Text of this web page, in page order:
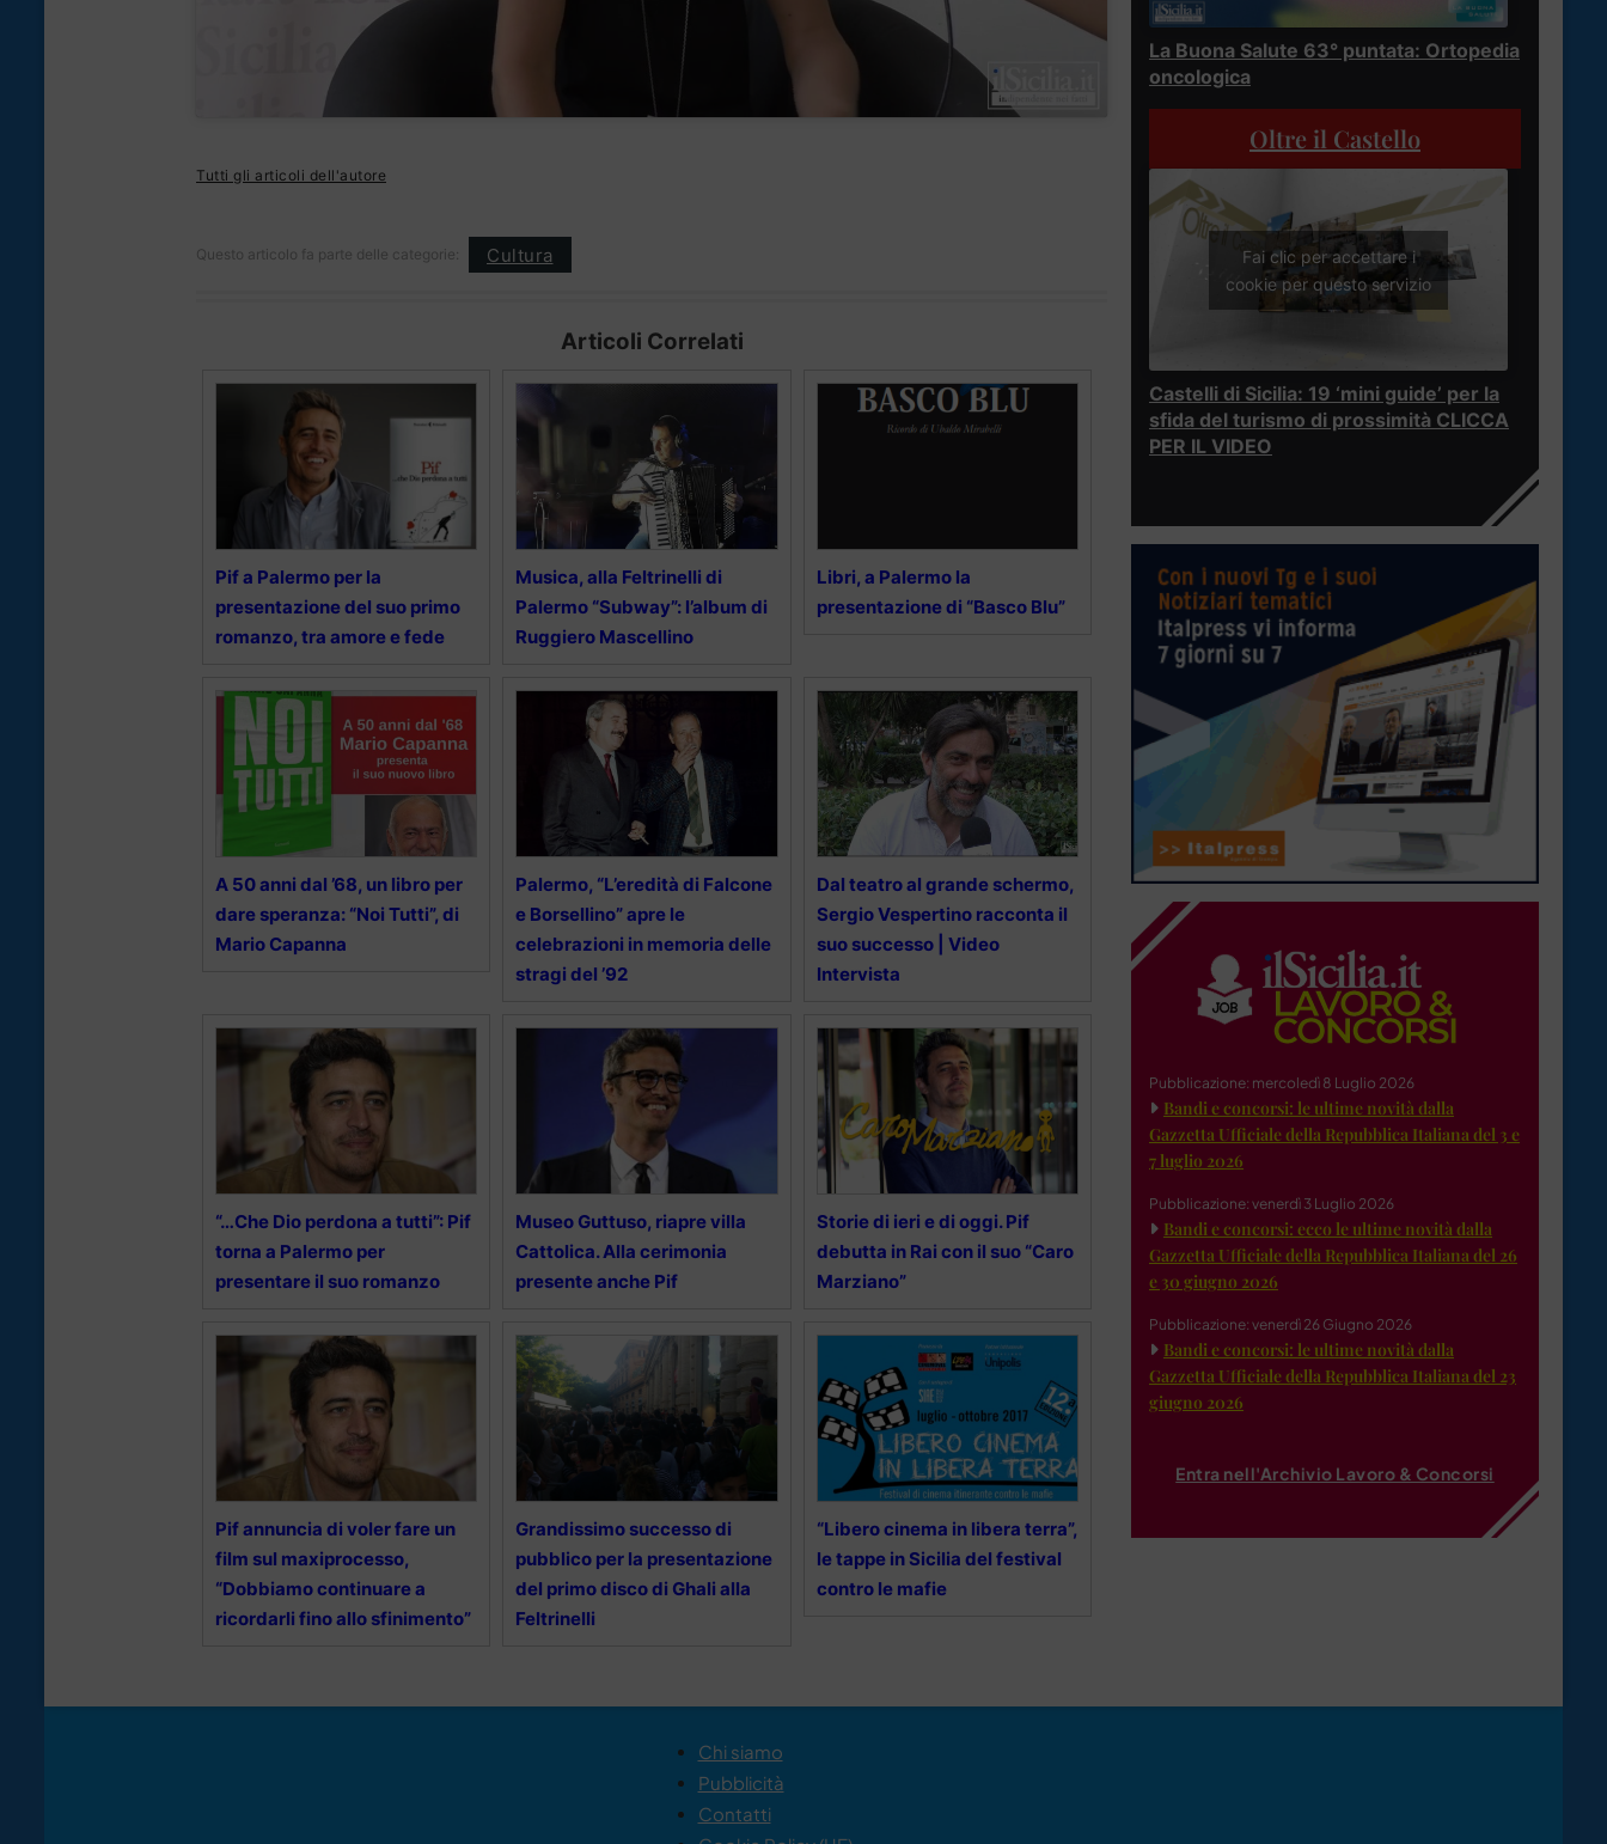
Tutti gli articoli dell'autore
Questo articolo fa parte delle categorie: Cultura
Articoli Correlati
Pif a Palermo per la
presentazione del suo primo
romanzo, tra amore e fede
Musica, alla Feltrinelli di
Palermo “Subway”: l’album di
Ruggiero Mascellino
Libri, a Palermo la
presentazione di “Basco Blu”
A 50 anni dal ’68, un libro per
dare speranza: “Noi Tutti”, di
Mario Capanna
Palermo, “L’eredità di Falcone
e Borsellino” apre le
celebrazioni in memoria delle
stragi del ’92
Dal teatro al grande schermo,
Sergio Vespertino racconta il
suo successo | Video
Intervista
“…Che Dio perdona a tutti”: Pif
torna a Palermo per
presentare il suo romanzo
Museo Guttuso, riapre villa
Cattolica. Alla cerimonia
presente anche Pif
Storie di ieri e di oggi. Pif
debutta in Rai con il suo “Caro
Marziano”
Pif annuncia di voler fare un
film sul maxiprocesso,
“Dobbiamo continuare a
ricordarli fino allo sfinimento”
Grandissimo successo di
pubblico per la presentazione
del primo disco di Ghali alla
Feltrinelli
“Libero cinema in libera terra”,
le tappe in Sicilia del festival
contro le mafie
La Buona Salute 63° puntata: Ortopedia
oncologica
Oltre il Castello
Fai clic per accettare i
cookie per questo servizio
Castelli di Sicilia: 19 ‘mini guide’ per la
sfida del turismo di prossimità CLICCA
PER IL VIDEO
Pubblicazione: mercoledì 8 Luglio 2026
Bandi e concorsi: le ultime novità dalla
Gazzetta Ufficiale della Repubblica Italiana del 3 e
7 luglio 2026
Pubblicazione: venerdì 3 Luglio 2026
Bandi e concorsi: ecco le ultime novità dalla
Gazzetta Ufficiale della Repubblica Italiana del 26
e 30 giugno 2026
Pubblicazione: venerdì 26 Giugno 2026
Bandi e concorsi: le ultime novità dalla
Gazzetta Ufficiale della Repubblica Italiana del 23
giugno 2026
Entra nell'Archivio Lavoro & Concorsi
Chi siamo
Pubblicità
Contatti